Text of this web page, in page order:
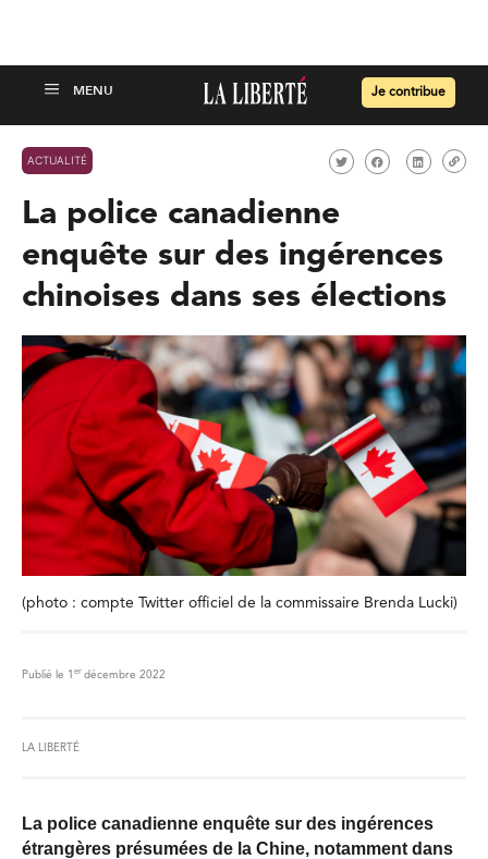
Je contribue
ACTUALITÉ
La police canadienne
enquête sur des ingérences
chinoises dans ses élections
(photo : compte Twitter officiel de la commissaire Brenda Lucki)
Publié le 1 er décembre 2022
LA LIBERTÉ
La police canadienne enquête sur des ingérences
étrangères présumées de la Chine, notamment dans